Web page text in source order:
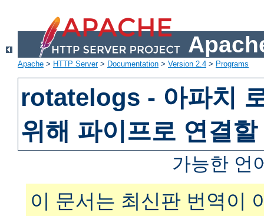
Apache > HTTP Server> Documentation > Version 2.4 > Programs
rotatelogs - 아파치
위해 파이프로 연결
가능한 언
이 문서는 최신판 번역이